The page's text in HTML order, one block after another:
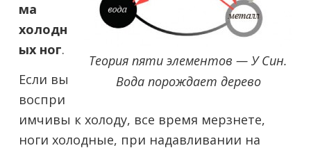
Теория пяти элементов — У Син.
Вода порождает дерево
ма
холодн
ых ног.
Если вы
воспри
имчивы к холоду, все время мерзнете,
ноги холодные, при надавливании на